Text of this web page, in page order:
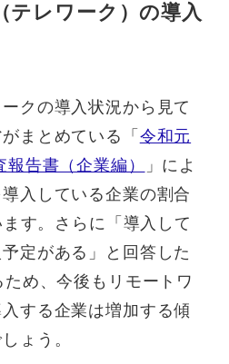
テレワーク）の導入
クの導入状況から見て
まとめている「 令和元
告書（企業編）
」によ
入している企業の割合
す。さらに「導入して
定がある」と回答した
め、今後もリモートワ
する企業は増加する傾
ょう。